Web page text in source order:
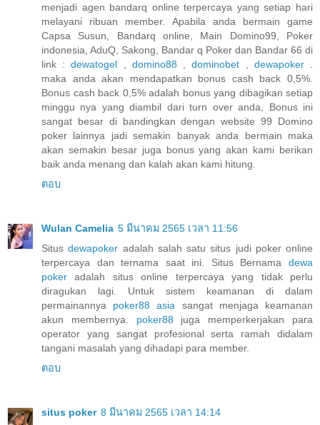
menjadi agen bandarq online terpercaya yang setiap hari
melayani ribuan member. Apabila anda bermain game
Capsa Susun, Bandarq online, Main Domino99, Poker
indonesia, AduQ, Sakong, Bandar q Poker dan Bandar 66 di
link :dewatogel domino88 ,dominobet dewapoker.
maka anda akan mendapatkan bonus cash back 0,5%.
Bonus cash back 0,5% adalah bonus yang dibagikan setiap
minggu nya yang diambil dari turn over anda, Bonus ini
sangat besar di bandingkan dengan website 99 Domino
poker lainnya jadi semakin banyak anda bermain maka
akan semakin besar juga bonus yang akan kami berikan
baik anda menang dan kalah akan kami hitung.
ตอบ
Wulan Camelia 5 มีนาคม 2565 เวลา 11:56
Situsdewapoker adalah salah satu situs judi poker online
terpercaya dan ternama saat ini. Situs Bernama dewa
poker adalah situs online terpercaya yang tidak perlu
diragukan lagi. Untuk sistem keamanan di dalam
permainannya poker88 asia sangat menjaga keamanan
akun membernya. poker88 juga memperkerjakan para
operator yang sangat profesional serta ramah didalam
tangani masalah yang dihadapi para member.
ตอบ
situs poker 8 มีนาคม 2565 เวลา 14:14